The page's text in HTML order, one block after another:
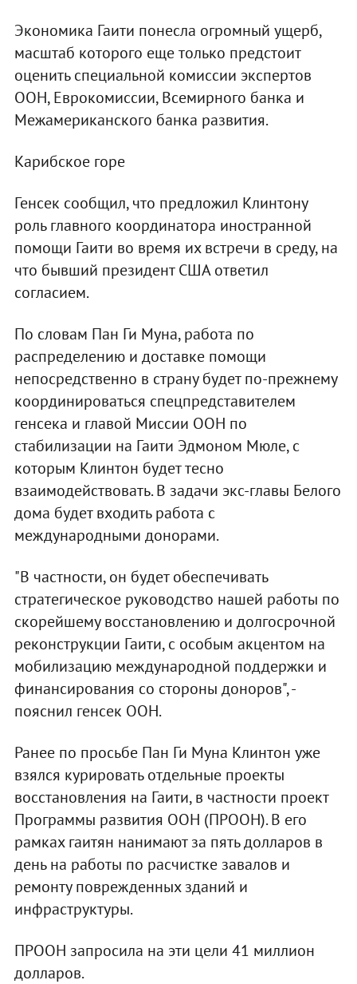
Экономика Гаити понесла огромный ущерб,
масштаб которого еще только предстоит
оценить специальной комиссии экспертов
ООН, Еврокомиссии, Всемирного банка и
Межамериканского банка развития.
Карибское горе
Генсек сообщил, что предложил Клинтону
роль главного координатора иностранной
помощи Гаити во время их встречи в среду, на
что бывший президент США ответил
согласием.
По словам Пан Ги Муна, работа по
распределению и доставке помощи
непосредственно в страну будет по-прежнему
координироваться спецпредставителем
генсека и главой Миссии ООН по
стабилизации на Гаити Эдмоном Мюле, с
которым Клинтон будет тесно
взаимодействовать. В задачи экс-главы Белого
дома будет входить работа с
международными донорами.
"В частности, он будет обеспечивать
стратегическое руководство нашей работы по
скорейшему восстановлению и долгосрочной
реконструкции Гаити, с особым акцентом на
мобилизацию международной поддержки и
финансирования со стороны доноров", -
пояснил генсек ООН.
Ранее по просьбе Пан Ги Муна Клинтон уже
взялся курировать отдельные проекты
восстановления на Гаити, в частности проект
Программы развития ООН (ПРООН). В его
рамках гаитян нанимают за пять долларов в
день на работы по расчистке завалов и
ремонту поврежденных зданий и
инфраструктуры.
ПРООН запросила на эти цели 41 миллион
долларов.